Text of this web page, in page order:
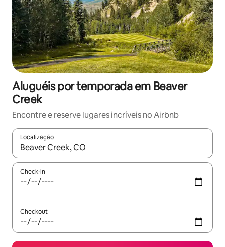
Aluguéis por temporada em Beaver
Creek
Encontre e reserve lugares incríveis no Airbnb
Localização
Quando os resultados estiverem disponíveis, explore-os
Check-in
Checkout